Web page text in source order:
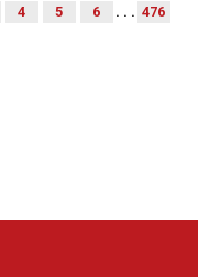
4 5 6 . . . 476